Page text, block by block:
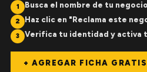
1 Busca el nombre de tu
2 Haz clic en "Reclama este
3 Verifica tu identidad y activa
+ AGREGAR FICHA GRATIS